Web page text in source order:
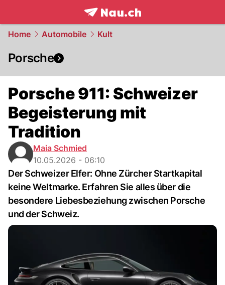
frontpage.NAU.ch
Home Automobile Kult
Porsche
Porsche 911: Schweizer
Begeisterung mit
Tradition
Maia Schmied
10.05.2026 - 06:10
Der Schweizer Elfer: Ohne Zürcher Startkapital
keine Weltmarke. Erfahren Sie alles über die
besondere Liebesbeziehung zwischen Porsche
und der Schweiz.